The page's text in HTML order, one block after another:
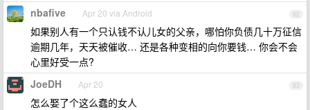
82
nbafive Apr 20 via Android
如果别人有一个只认钱不认儿女的父亲，哪怕你负债几十万征信
逾期几年，天天被催收… 还是各种变相的向你要钱… 你会不会
心里好受一点?
83
JoeDH Apr 20
怎么娶了个这么蠢的女人